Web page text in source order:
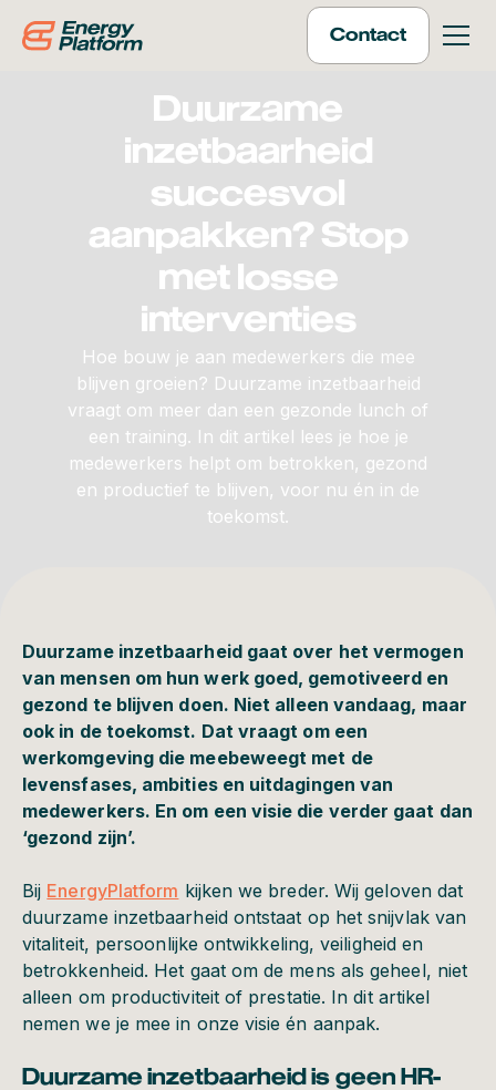
Contact
Duurzame
inzetbaarheid
succesvol
aanpakken? Stop
met losse
interventies
Hoe bouw je aan medewerkers die mee
blijven groeien? Duurzame inzetbaarheid
vraagt om meer dan een gezonde lunch of
een training. In dit artikel lees je hoe je
medewerkers helpt om betrokken, gezond
en productief te blijven, voor nu én in de
toekomst.
Duurzame inzetbaarheid gaat over het vermogen
van mensen om hun werk goed, gemotiveerd en
gezond te blijven doen. Niet alleen vandaag, maar
ook in de toekomst. Dat vraagt om een
werkomgeving die meebeweegt met de
levensfases, ambities en uitdagingen van
medewerkers. En om een visie die verder gaat dan
‘gezond zijn’.
Bij EnergyPlatform kijken we breder. Wij geloven dat
duurzame inzetbaarheid ontstaat op het snijvlak van
vitaliteit, persoonlijke ontwikkeling, veiligheid en
betrokkenheid. Het gaat om de mens als geheel, niet
alleen om productiviteit of prestatie. In dit artikel
nemen we je mee in onze visie én aanpak.
Duurzame inzetbaarheid is geen HR-